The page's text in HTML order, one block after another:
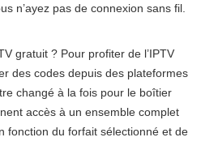
n’ayez pas de connexion sans fil.
gratuit ? Pour profiter de l’IPTV
des codes depuis des plateformes
changé à la fois pour le boîtier
accès à un ensemble complet
fonction du forfait sélectionné et de